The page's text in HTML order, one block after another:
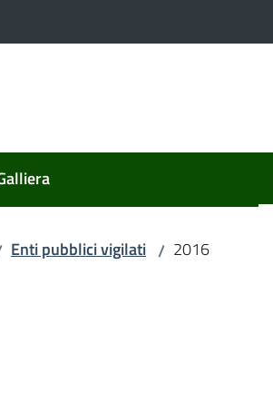
Enti pubblici vigilati / 2016